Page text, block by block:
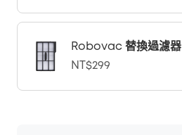
Robovac 替換過濾器
NT$299